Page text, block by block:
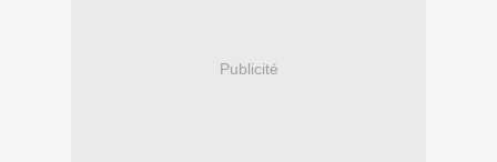
Publicité